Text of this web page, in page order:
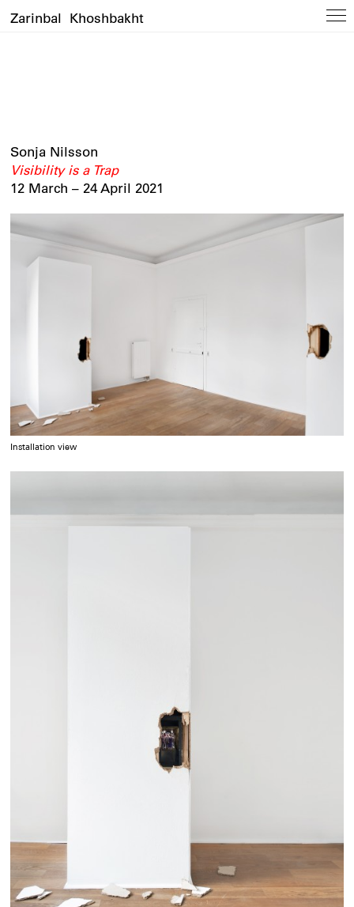
Zarinbal Khoshbakht
Sonja Nilsson
Visibility is a Trap
12 March – 24 April 2021
Installation view